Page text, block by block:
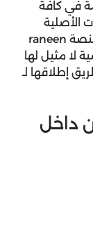
في كافة
الأصلية
المصنوعة من أجود الخامات، كما حرصت منصة raneen
لا مثيل لها
إطلاقها لـ
داخل